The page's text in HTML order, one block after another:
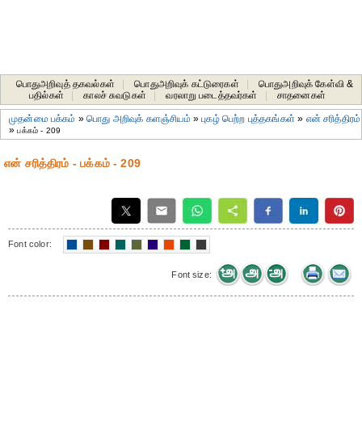
பொதுஅறிவுத் தகவல்கள் பொதுஅறிவுக் கட்டுரைகள்
பொதுஅறிவுக் கேள்வி &
பதில்கள்
காலச் சுவடுகள் வரலாறு படைத்தவர்கள் சாதனைகள்‎
முதன்மை பக்கம் »பொது அறிவுக் களஞ்சியம் »புகழ் பெற்ற புத்தகங்கள் » என் சரித்திரம்
»பக்கம் - 209
என் சரித்திரம் - பக்கம் - 209
Font color:
Font size: